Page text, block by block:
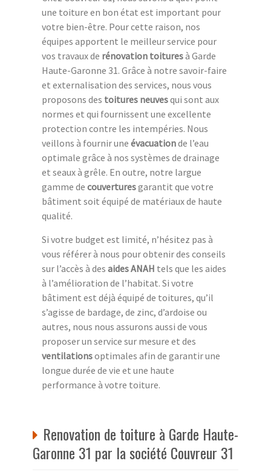
une toiture en bon état est important pour
votre bien-être. Pour cette raison, nos
équipes apportent le meilleur service pour
vos travaux de rénovation toituresà Garde
Haute-Garonne 31. Grâce à notre savoir-faire
et externalisation des services, nous vous
proposons des toitures neuvesqui sont aux
normes et qui fournissent une excellente
protection contre les intempéries. Nous
veillons à fournir une évacuationde l’eau
optimale grâce à nos systèmes de drainage
et seaux à grêle. En outre, notre largue
gamme de couverturesgarantit que votre
bâtiment soit équipé de matériaux de haute
qualité.
Si votre budget est limité, n’hésitez pas à
vous référer à nous pour obtenir des conseils
sur l’accès à des aides ANAH tels que les aides
à l’amélioration de l’habitat. Si votre
bâtiment est déjà équipé de toitures, qu’il
s’agisse de bardage, de zinc, d’ardoise ou
autres, nous nous assurons aussi de vous
proposer un service sur mesure et des
ventilationsoptimales afin de garantir une
longue durée de vie et une haute
performance à votre toiture.
Renovation de toiture à Garde Haute-
Garonne 31 par la société Couvreur 31